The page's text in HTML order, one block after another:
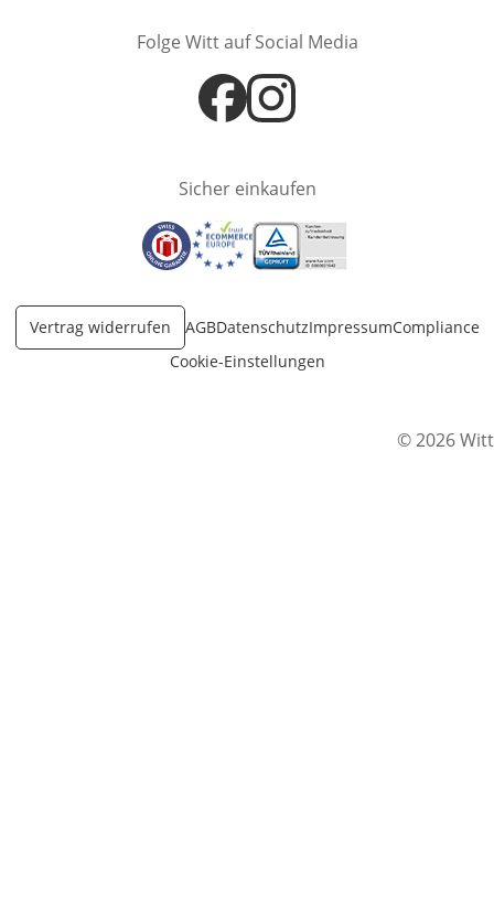
Folge Witt auf Social Media
Öffnet in neuem Fenster
Öffnet in neuem Fenster
Sicher einkaufen
Öffnet in neuem Fenster
Öffnet in neuem Fenster
Öffnet in neuem Fenster
Vertrag widerrufen AGBDatenschutzImpressumCompliance
Cookie-Einstellungen
© 2026 Witt